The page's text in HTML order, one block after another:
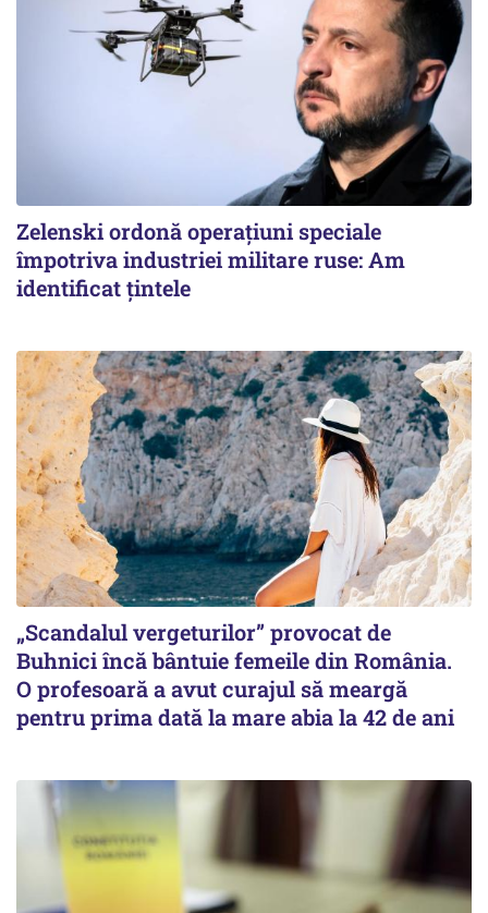
Zelenski ordonă operațiuni speciale
împotriva industriei militare ruse: Am
identificat țintele
„Scandalul vergeturilor” provocat de
Buhnici încă bântuie femeile din România.
O profesoară a avut curajul să meargă
pentru prima dată la mare abia la 42 de ani